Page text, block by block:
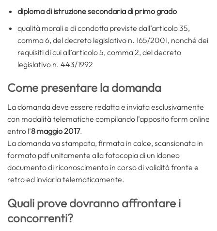
diploma di istruzione secondaria di primo grado
qualità morali e di condotta previste dall’articolo 35,
comma 6, del decreto legislativo n. 165/2001, nonché dei
requisiti di cui all’articolo 5, comma 2, del decreto
legislativo n. 443/1992
Come presentare la domanda
La domanda deve essere redatta e inviata esclusivamente
con modalità telematiche compilando l’apposito form online
entro l’8 maggio 2017.
La domanda va stampata, firmata in calce, scansionata in
formato pdf unitamente alla fotocopia di un idoneo
documento di riconoscimento in corso di validità fronte e
retro ed inviarla telematicamente.
Quali prove dovranno affrontare i
concorrenti?